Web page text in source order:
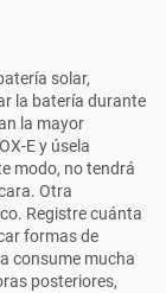
solar,
la batería durante
la mayor
E y úsela
modo, no tendrá
Otra
Registre cuánta
formas de
consume mucha
posteriores,